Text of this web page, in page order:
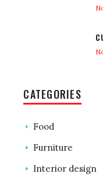
CATEGORIES
Food
Furniture
Interior design